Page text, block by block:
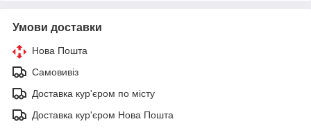
Умови доставки
Нова Пошта
Самовивіз
Доставка кур'єром по місту
Доставка кур'єром Нова Пошта